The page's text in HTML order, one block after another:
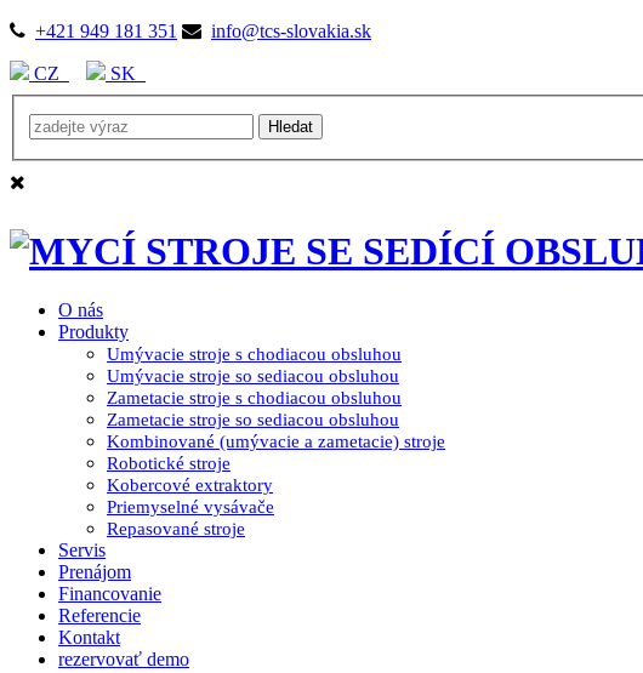
+421 949 181 351 info@tcs-slovakia.sk
CZ SK
O nás
Produkty
Umývacie stroje s chodiacou obsluhou
Umývacie stroje so sediacou obsluhou
Zametacie stroje s chodiacou obsluhou
Zametacie stroje so sediacou obsluhou
Kombinované (umývacie a zametacie) stroje
Robotické stroje
Kobercové extraktory
Priemyselné vysávače
Repasované stroje
Servis
Prenájom
Financovanie
Referencie
Kontakt
rezervovať demo